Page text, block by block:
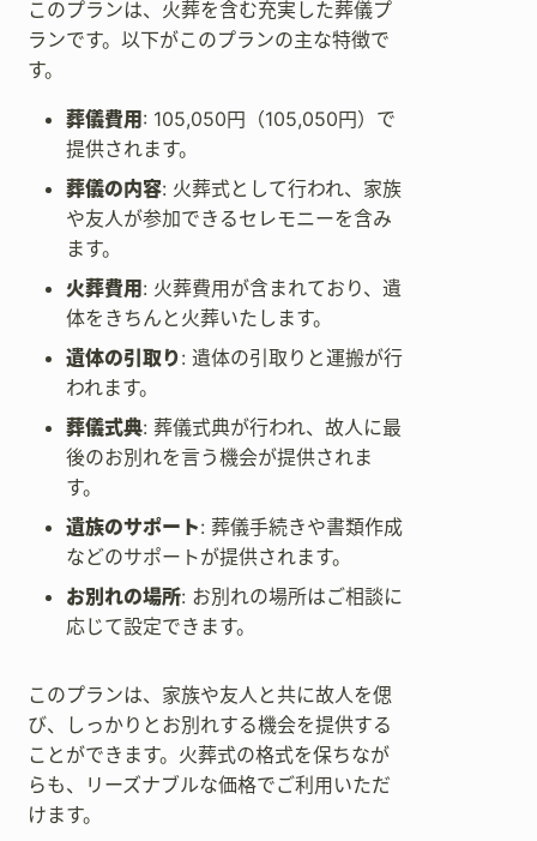
このプランは、火葬を含む充実した葬儀プ
ランです。以下がこのプランの主な特徴で
す。
葬儀費用: 105,050円（105,050円）で
提供されます。
葬儀の内容: 火葬式として行われ、家族
や友人が参加できるセレモニーを含み
ます。
火葬費用: 火葬費用が含まれており、遺
体をきちんと火葬いたします。
遺体の引取り: 遺体の引取りと運搬が行
われます。
葬儀式典: 葬儀式典が行われ、故人に最
後のお別れを言う機会が提供されま
す。
遺族のサポート: 葬儀手続きや書類作成
などのサポートが提供されます。
お別れの場所: お別れの場所はご相談に
応じて設定できます。
このプランは、家族や友人と共に故人を偲
び、しっかりとお別れする機会を提供する
ことができます。火葬式の格式を保ちなが
らも、リーズナブルな価格でご利用いただ
けます。